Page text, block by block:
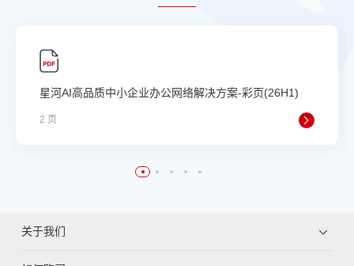
星河AI高品质中小企业办公网络解决方案-彩页(26H1)
2 页
关于我们